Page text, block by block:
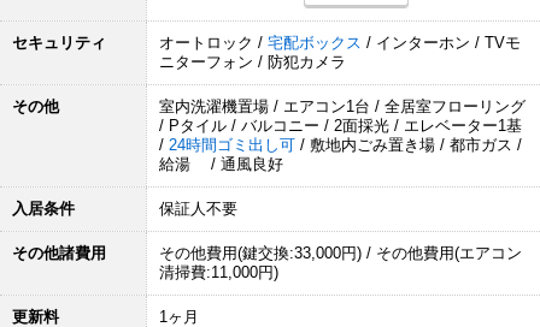
セキュリティ オートロック / 宅配ボックス / インターホン / TVモ
ニターフォン / 防犯カメラ
その他
室内洗濯機置場 / エアコン1台 / 全居室フローリング
/ Pタイル / バルコニー / 2面採光 / エレベーター1基
/ 24時間ゴミ出し可 / 敷地内ごみ置き場 / 都市ガス /
給湯 / 通風良好
入居条件 保証人不要
その他諸費用
その他費用(鍵交換:33,000円) / その他費用(エアコン
清掃費:11,000円)
更新料 1ヶ月